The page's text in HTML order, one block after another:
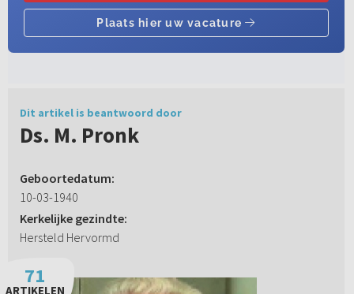
Dit artikel is beantwoord door
Ds. M. Pronk
Geboortedatum:
10-03-1940
Kerkelijke gezindte:
Hersteld Hervormd
71
ARTIKELEN